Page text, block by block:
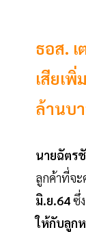
ธอส.
เสียเ
ล้านบ
นายฉัตร
ลูกค้าที่จะ
มิ.ย.64ซึ่
ให้กับลูก